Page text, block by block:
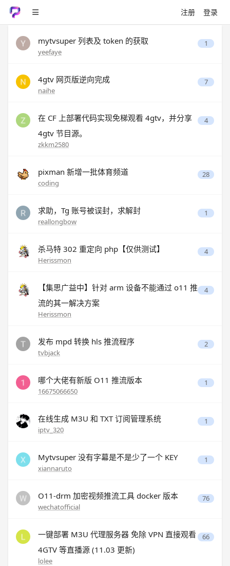
注册 登录
mytvsuper 列表及 token 的获取
yeefaye
1
4gtv 网页版逆向完成
naihe
7
在 CF 上部署代码实现免梯观看 4gtv，并分享
4gtv 节目源。
zkkm2580
4
pixman 新增一批体育频道
coding
28
求助，Tg 账号被误封，求解封
reallongbow
1
杀马特 302 重定向 php【仅供测试】
Herissmon
4
【集思广益中】针对 arm 设备不能通过 o11 推
流的其一解决方案
Herissmon
4
发布 mpd 转换 hls 推流程序
tvbjack
2
哪个大佬有新版 O11 推流版本
16675066650
1
在线生成 M3U 和 TXT 订阅管理系统
iptv_320
1
Mytvsuper 没有字幕是不是少了一个 KEY
xiannaruto
1
O11-drm 加密视频推流工具 docker 版本
wechatofficial
76
一键部署 M3U 代理服务器 免除 VPN 直接观看
4GTV 等直播源 (11.03 更新)
lolee
66